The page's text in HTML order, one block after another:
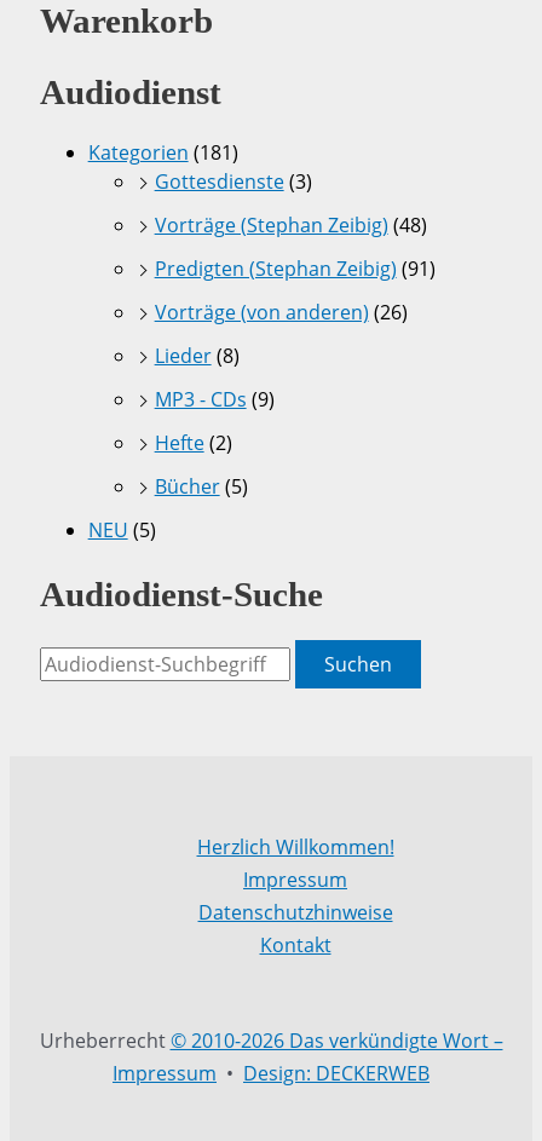
Warenkorb
Audiodienst
Kategorien (181)
Gottesdienste(3)
Vorträge (Stephan Zeibig) (48)
Predigten (Stephan Zeibig) (91)
Vorträge (von anderen) (26)
Lieder(8)
MP3 - CDs (9)
Hefte(2)
Bücher(5)
NEU (5)
Audiodienst-Suche
Suchen
Herzlich Willkommen!
Impressum
Datenschutzhinweise
Kontakt
Urheberrecht© 2010-2026 Das verkündigte Wort –
Impressum • Design: DECKERWEB